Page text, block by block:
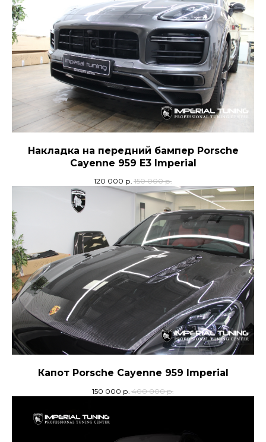
Накладка на передний бампер Porsche
Cayenne 959 E3 Imperial
120 000 р. 150 000 р.
Капот Porsche Cayenne 959 Imperial
150 000 р. 400 000 р.